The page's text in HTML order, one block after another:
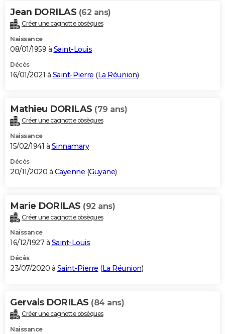
Jean DORILAS (62 ans)
Créer une cagnotte obsèques
Naissance
08/01/1959 à Saint-Louis
Décès
16/01/2021 à Saint-Pierre (La Réunion)
Mathieu DORILAS (79 ans)
Créer une cagnotte obsèques
Naissance
15/02/1941 à Sinnamary
Décès
20/11/2020 à Cayenne (Guyane)
Marie DORILAS (92 ans)
Créer une cagnotte obsèques
Naissance
16/12/1927 à Saint-Louis
Décès
23/07/2020 à Saint-Pierre (La Réunion)
Gervais DORILAS (84 ans)
Créer une cagnotte obsèques
Naissance